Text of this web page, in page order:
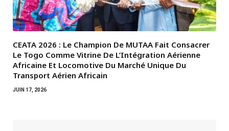
CEATA 2026 : Le Champion De MUTAA Fait Consacrer
Le Togo Comme Vitrine De L’Intégration Aérienne
Africaine Et Locomotive Du Marché Unique Du
Transport Aérien Africain
JUIN 17, 2026